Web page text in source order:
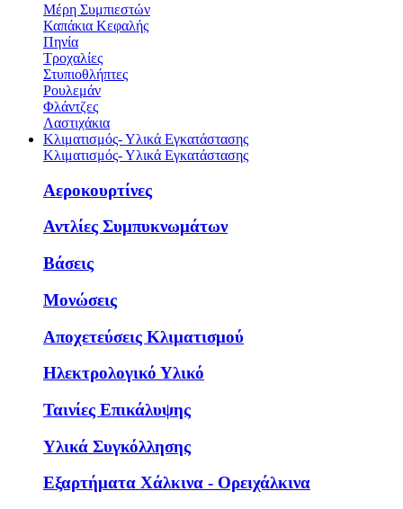
Μέρη Συμπιεστών
Καπάκια Κεφαλής
Πηνία
Τροχαλίες
Στυπιοθλήπτες
Ρουλεμάν
Φλάντζες
Λαστιχάκια
Κλιματισμός- Υλικά Εγκατάστασης
Κλιματισμός- Υλικά Εγκατάστασης
Αεροκουρτίνες
Αντλίες Συμπυκνωμάτων
Βάσεις
Μονώσεις
Αποχετεύσεις Κλιματισμού
Ηλεκτρολογικό Υλικό
Ταινίες Επικάλυψης
Υλικά Συγκόλλησης
Εξαρτήματα Χάλκινα - Ορειχάλκινα